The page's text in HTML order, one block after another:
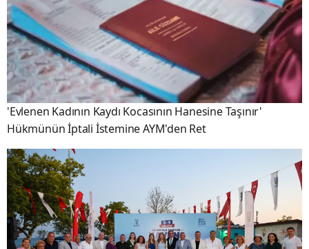
'Evlenen Kadının Kaydı Kocasının Hanesine Taşınır'
Hükmünün İptali İstemine AYM'den Ret